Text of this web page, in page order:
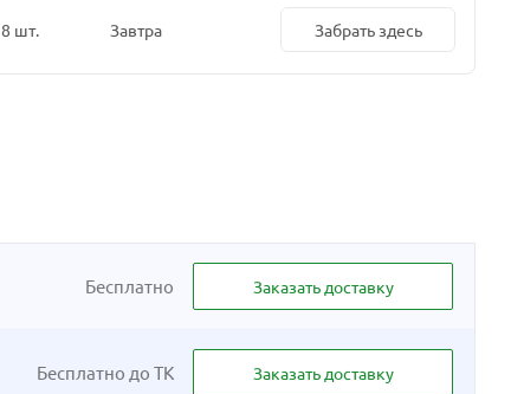
8 шт. Завтра Забрать здесь
Бесплатно Заказать доставку
Бесплатно до ТК Заказать доставку